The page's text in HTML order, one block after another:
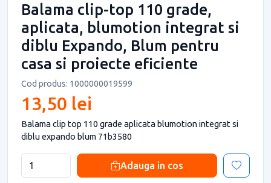
Balama clip-top 110 grade,
aplicata, blumotion integrat si
diblu Expando, Blum pentru
casa si proiecte eficiente
Cod produs: 1000000019599
13,50 lei
Balama clip top 110 grade aplicata blumotion integrat si
diblu expando blum 71b3580
Adauga in cos